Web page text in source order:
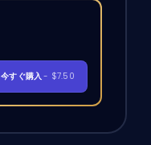
今すぐ購入- $7.50